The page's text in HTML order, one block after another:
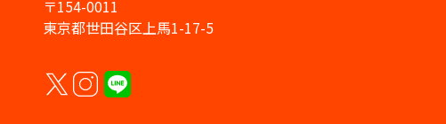
〒154-0011
東京都世田谷区上馬1-17-5